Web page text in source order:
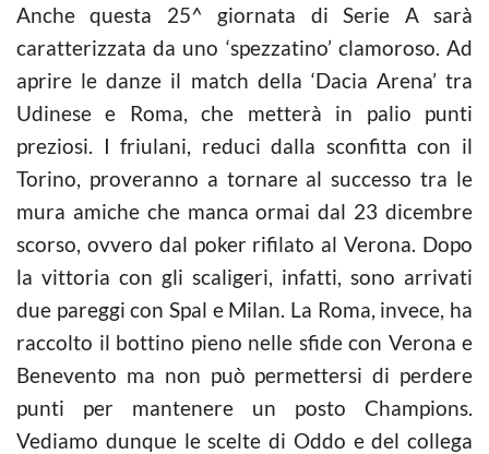
Anche questa 25^ giornata di Serie A sarà
caratterizzata da uno ‘spezzatino’ clamoroso. Ad
aprire le danze il match della ‘Dacia Arena’ tra
Udinese e Roma, che metterà in palio punti
preziosi. I friulani, reduci dalla sconfitta con il
Torino, proveranno a tornare al successo tra le
mura amiche che manca ormai dal 23 dicembre
scorso, ovvero dal poker rifilato al Verona. Dopo
la vittoria con gli scaligeri, infatti, sono arrivati
due pareggi con Spal e Milan. La Roma, invece, ha
raccolto il bottino pieno nelle sfide con Verona e
Benevento ma non può permettersi di perdere
punti per mantenere un posto Champions.
Vediamo dunque le scelte di Oddo e del collega